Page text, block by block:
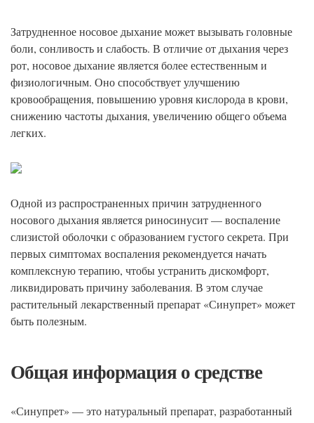
Затрудненное носовое дыхание может вызывать головные
боли, сонливость и слабость. В отличие от дыхания через
рот, носовое дыхание является более естественным и
физиологичным. Оно способствует улучшению
кровообращения, повышению уровня кислорода в крови,
снижению частоты дыхания, увеличению общего объема
легких.
Одной из распространенных причин затрудненного
носового дыхания является риносинусит — воспаление
слизистой оболочки с образованием густого секрета. При
первых симптомах воспаления рекомендуется начать
комплексную терапию, чтобы устранить дискомфорт,
ликвидировать причину заболевания. В этом случае
растительный лекарственный препарат «Синупрет» может
быть полезным.
Общая информация о средстве
«Синупрет» — это натуральный препарат, разработанный